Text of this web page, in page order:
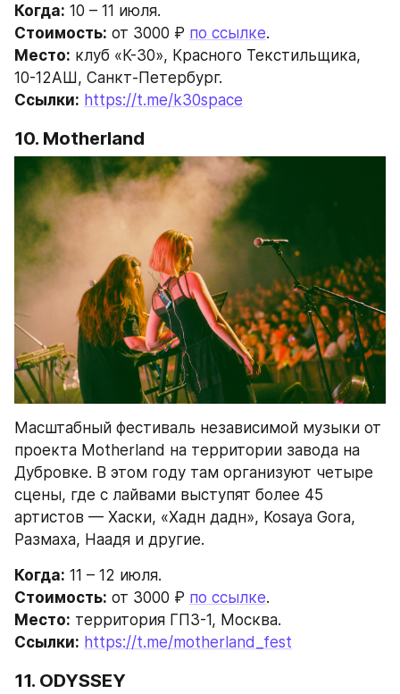
Когда: 10 – 11 июля.
Стоимость: от 3000 ₽ по ссылке.
Место: клуб «К-30», Красного Текстильщика,
10-12АШ, Санкт-Петербург.
Ссылки: https://t.me/k30space
10. Motherland
Масштабный фестиваль независимой музыки от
проекта Motherland на территории завода на
Дубровке. В этом году там организуют четыре
сцены, где с лайвами выступят более 45
артистов — Хаски, «Хадн дадн», Kosaya Gora,
Размаха, Наадя и другие.
Когда: 11 – 12 июля.
Стоимость: от 3000 ₽ по ссылке.
Место: территория ГПЗ-1, Москва.
Ссылки: https://t.me/motherland_fest
11. ODYSSEY